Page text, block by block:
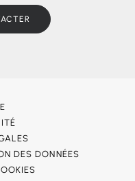
DES DONNÉES